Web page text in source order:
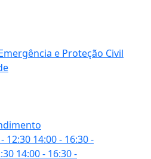
e Proteção Civil
12:30 14:00 - 16:30-
14:00 - 16:30-